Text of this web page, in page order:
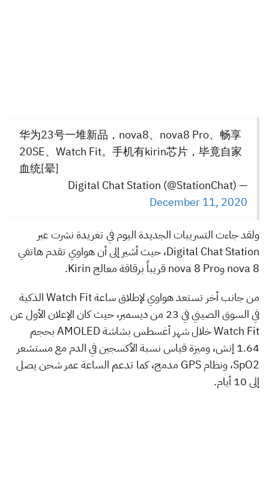
华为23号一堆新品，nova8、nova8 Pro、畅享
20SE、Watch Fit。手机有kirin芯片，毕竟自家
血统[晕]
— Digital Chat Station (@StationChat)
December 11, 2020
ولقد جاءت التسريبات الجديدة اليوم في تغريدة نشرت عبر
Digital Chat Station، حيث أشير إلى أن هواوي تقدم هاتفي
nova 8 وnova 8 Pro قريباً برقاقة معالج Kirin.
من جانب أخر تستعد هواوي لإطلاق ساعة Watch Fit الذكية
في السوق الصيني في 23 من ديسمبر، حيث كان الإعلان الأول عن
Watch Fit خلال شهر أغسطس بشاشة AMOLED بحجم
1.64 إنش، وميزة قياس نسبة الأكسجين في الدم مع مستشعر
SpO2، ونظام GPS مدمج، كما تدعم الساعة عمر شحن يصل
إلى 10 أيام.